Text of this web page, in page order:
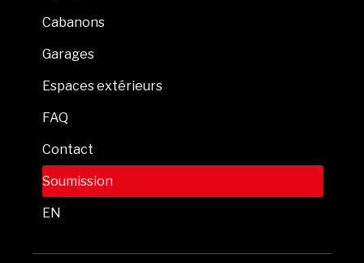
Cabanons
Garages
Espaces extérieurs
FAQ
Contact
Soumission
EN